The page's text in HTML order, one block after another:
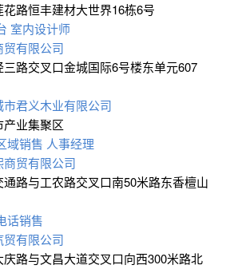
路恒丰建材大世界16栋6号
室内设计师
有限公司
路交叉口金城国际6号楼东单元607
君义木业有限公司
业集聚区
域销售 人事经理
贸有限公司
路与工农路交叉口南50米路东香檀山
话销售
有限公司
路与文昌大道交叉口向西300米路北